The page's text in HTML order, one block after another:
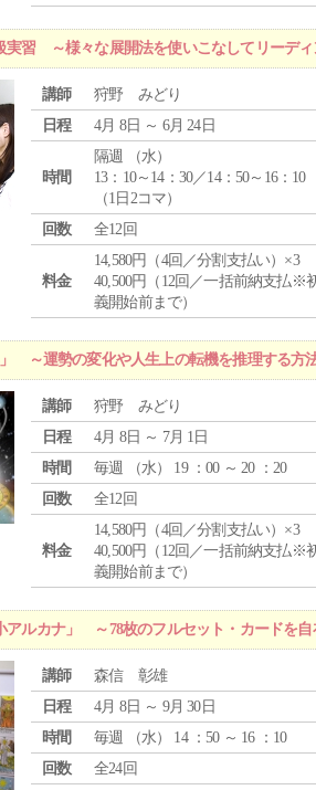
習 ～様々な展開法を使いこなしてリーディ
講師
狩野 みどり
日程
4月 8日 ～ 6月 24日
時間
隔週 （水）
13：10～14：30／14：50～16：10
（1日2コマ）
回数
全12回
料金
14,580円（4回／分割支払い）×3
40,500円（12回／一括前納支払※
義開始前まで）
～運勢の変化や人生上の転機を推理する方
講師
狩野 みどり
日程
4月 8日 ～ 7月 1日
時間
毎週 （水） 19 ：00 ～ 20 ：20
回数
全12回
料金
14,580円（4回／分割支払い）×3
40,500円（12回／一括前納支払※
義開始前まで）
ルカナ」 ～78枚のフルセット・カードを自
講師
森信 彰雄
日程
4月 8日 ～ 9月 30日
時間
毎週 （水） 14 ：50 ～ 16 ：10
回数
全24回